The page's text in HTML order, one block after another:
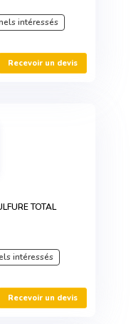
intéressés
Recevoir un devis
TOTAL
intéressés
Recevoir un devis